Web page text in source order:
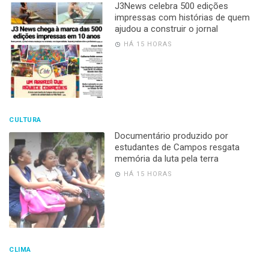
J3News celebra 500 edições
impressas com histórias de quem
ajudou a construir o jornal
HÁ 15 HORAS
CULTURA
Documentário produzido por
estudantes de Campos resgata
memória da luta pela terra
HÁ 15 HORAS
CLIMA